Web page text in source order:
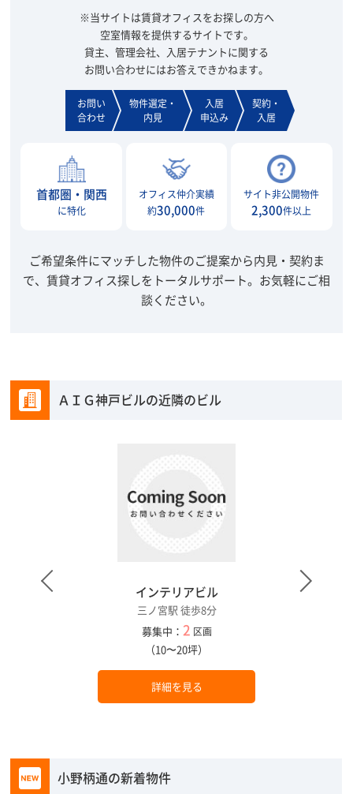
※当サイトは賃貸オフィスをお探しの方へ
空室情報を提供するサイトです。
貸主、管理会社、入居テナントに関する
お問い合わせにはお答えできかねます。
お問い
合わせ
物件選定・
内見
入居
申込み
契約・
入居
首都圏・関西
に特化
オフィス仲介実績
約30,000件
サイト非公開物件
2,300件以上
ご希望条件にマッチした物件のご提案から内見・契約ま
で、賃貸オフィス探しをトータルサポート。 お気軽にご相
談ください。
ＡＩＧ神戸ビルの近隣のビル
インテリアビル
三ノ宮駅 徒歩8分
募集中： 2 区画
（10〜20坪）
詳細を見る
小野柄通の新着物件